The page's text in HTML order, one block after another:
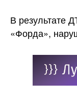
В результате
«Форда»,